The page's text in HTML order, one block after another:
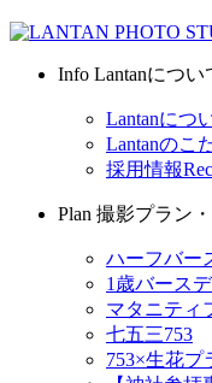
Info Lantanについ
Lantanにつ
Lantanのこ
採用情報
Plan 撮影プラン
ハーフバー
1歳バース
マタニティ
七五三753
753×生花プ